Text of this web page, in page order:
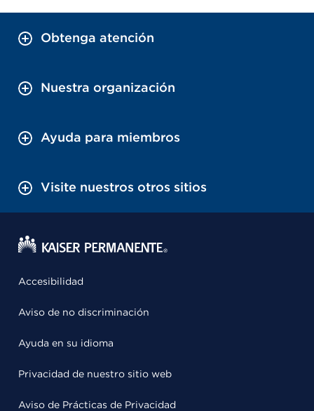
Obtenga atención
Nuestra organización
Ayuda para miembros
Visite nuestros otros sitios
Accesibilidad
Aviso de no discriminación
Ayuda en su idioma
Privacidad de nuestro sitio web
Aviso de Prácticas de Privacidad